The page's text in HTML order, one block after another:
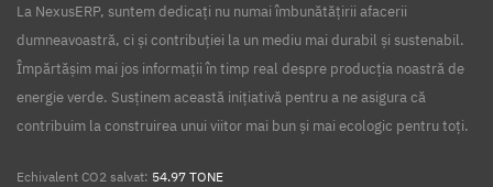
La NexusERP, suntem dedicați nu numai îmbunătățirii afacerii
dumneavoastră, ci și contribuției la un mediu mai durabil și sustenabil.
Împărtășim mai jos informații în timp real despre producția noastră de
energie verde. Susținem această inițiativă pentru a ne asigura că
contribuim la construirea unui viitor mai bun și mai ecologic pentru toți.
Echivalent CO2 salvat: 54.97 TONE